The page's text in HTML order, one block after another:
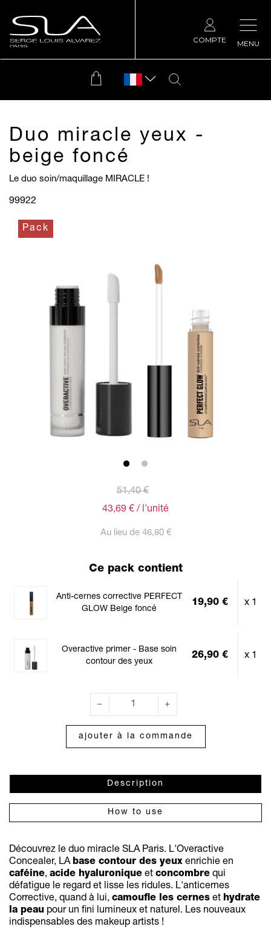
MENU
COMPTE
Duo miracle yeux -
beige foncé
Le duo soin/maquillage MIRACLE !
99922
Pack
51,40 €
43,69 €/ l'unité
Au lieu de 46,80 €
Ce pack contient
Anti-cernes corrective PERFECT
GLOW Beige foncé
19,90 € x 1
Overactive primer - Base soin
contour des yeux
26,90 € x 1
ajouter à la commande
Description
How to use
Découvrez le duo miracle SLA Paris. L'Overactive
Concealer, LA base contour des yeux enrichie en
caféine, acide hyaluronique et concombre qui
défatigue le regard et lisse les ridules. L'anticernes
Corrective, quand à lui, camoufle les cernes et hydrate
la peau pour un fini lumineux et naturel. Les nouveaux
indispensables des makeup artists !